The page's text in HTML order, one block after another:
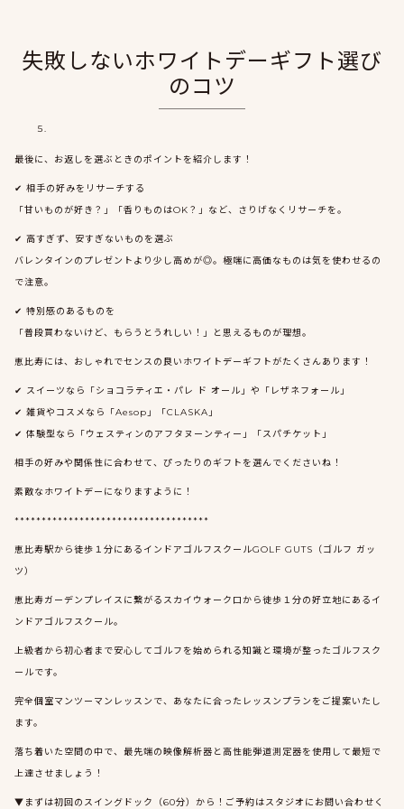
失敗しないホワイトデーギフト選び
のコツ
最後に、お返しを選ぶときのポイントを紹介します！
✔︎ 相手の好みをリサーチする
「甘いものが好き？」「香りものはOK？」など、さりげなくリサーチを。
✔︎ 高すぎず、安すぎないものを選ぶ
バレンタインのプレゼントより少し高めが◎。極端に高価なものは気を使わせるの
で注意。
✔︎ 特別感のあるものを
「普段買わないけど、もらうとうれしい！」と思えるものが理想。
恵比寿には、おしゃれでセンスの良いホワイトデーギフトがたくさんあります！
✔︎ スイーツなら「ショコラティエ・パレ ド オール」や「レザネフォール」
✔︎ 雑貨やコスメなら「Aesop」「CLASKA」
✔︎ 体験型なら「ウェスティンのアフタヌーンティー」「スパチケット」
相手の好みや関係性に合わせて、ぴったりのギフトを選んでくださいね！
素敵なホワイトデーになりますように！
************************************
恵比寿駅から徒歩１分にあるインドアゴルフスクールGOLF GUTS（ゴルフ ガッ
ツ）
恵比寿ガーデンプレイスに繋がるスカイウォーク口から徒歩１分の好立地にあるイ
ンドアゴルフスクール。
上級者から初心者まで安心してゴルフを始められる知識と環境が整ったゴルフスク
ールです。
完全個室マンツーマンレッスンで、あなたに合ったレッスンプランをご提案いたし
ます。
落ち着いた空間の中で、最先端の映像解析器と高性能弾道測定器を使用して最短で
上達させましょう！
▼まずは初回のスイングドック（60分）から！ご予約はスタジオにお問い合わせく